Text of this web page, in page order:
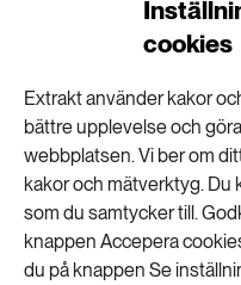
cookies
Extrakt använder kakor
bättre upplevelse och
webbplatsen. Vi ber om
kakor och mätverktyg. Du
som du samtycker till.
knappen Accepera
du på knappen Se
Här ska du
Stor risk för